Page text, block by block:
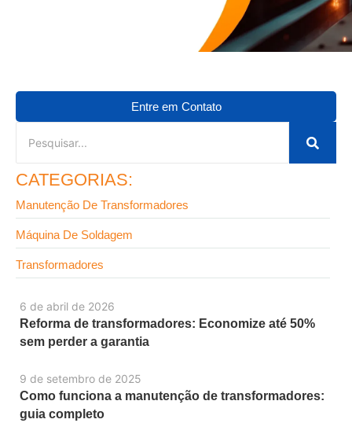
6 de abril de 2026
Reforma de transformadores: Economize até 50%
sem perder a garantia
9 de setembro de 2025
Como funciona a manutenção de transformadores:
guia completo
Entre em Contato
CATEGORIAS:
Manutenção De Transformadores
Máquina De Soldagem
Transformadores